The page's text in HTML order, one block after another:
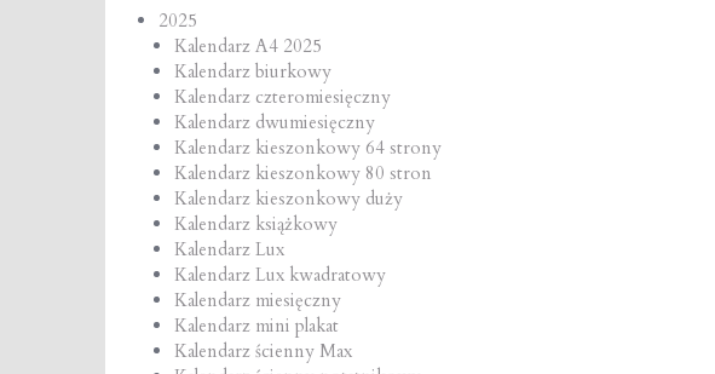
2025
Kalendarz A4 2025
Kalendarz biurkowy
Kalendarz czteromiesięczny
Kalendarz dwumiesięczny
Kalendarz kieszonkowy 64 strony
Kalendarz kieszonkowy 80 stron
Kalendarz kieszonkowy duży
Kalendarz książkowy
Kalendarz Lux
Kalendarz Lux kwadratowy
Kalendarz miesięczny
Kalendarz mini plakat
Kalendarz ścienny Max